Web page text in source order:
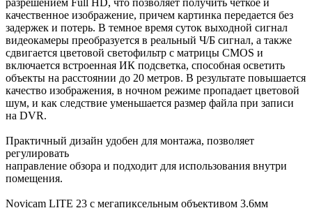
качественное изображение, причем картинка передается без
задержек и потерь. В темное время суток выходной сигнал
видеокамеры преобразуется в реальный Ч/Б сигнал, а также
сдвигается цветовой светофильтр с матрицы CMOS и
включается встроенная ИК подсветка, способная осветить
объекты на расстоянии до 20 метров. В результате повышается
качество изображения, в ночном режиме пропадает цветовой
шум, и как следствие уменьшается размер файла при записи
на DVR.
Практичный дизайн удобен для монтажа, позволяет
регулировать
направление обзора и подходит для использования внутри
помещения.
Novicam LITE 23 с мегапиксельным объективом 3.6мм